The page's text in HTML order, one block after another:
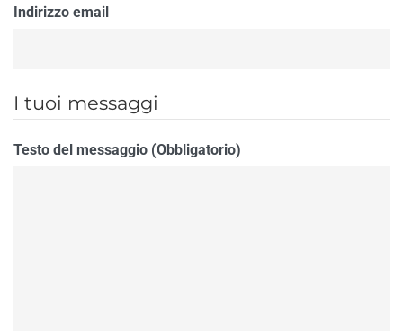
Indirizzo email
I tuoi messaggi
Testo del messaggio (Obbligatorio)